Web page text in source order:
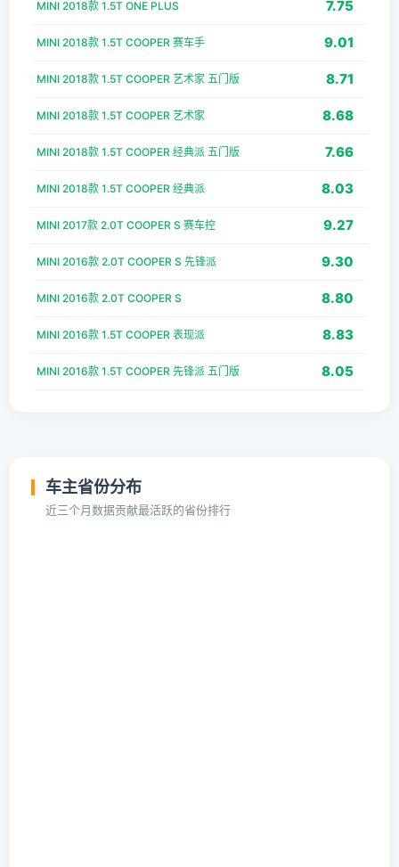
MINI 2018款 1.5T ONE PLUS 7.75
MINI 2018款 1.5T COOPER 赛车手 9.01
MINI 2018款 1.5T COOPER 艺术家 五门版 8.71
MINI 2018款 1.5T COOPER 艺术家 8.68
MINI 2018款 1.5T COOPER 经典派 五门版 7.66
MINI 2018款 1.5T COOPER 经典派 8.03
MINI 2017款 2.0T COOPER S 赛车控 9.27
MINI 2016款 2.0T COOPER S 先锋派 9.30
MINI 2016款 2.0T COOPER S 8.80
MINI 2016款 1.5T COOPER 表现派 8.83
MINI 2016款 1.5T COOPER 先锋派 五门版 8.05
车主省份分布
近三个月数据贡献最活跃的省份排行